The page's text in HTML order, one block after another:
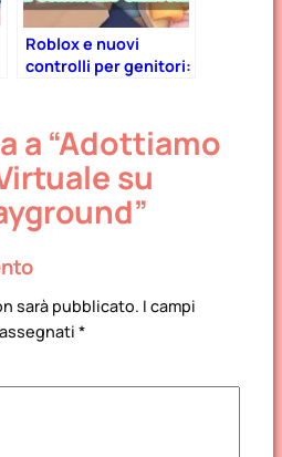
Roblox e nuovi
controlli per genitori:
(Aggiornato 2024)
a “Adottiamo
su
sarà pubblicato. I campi
*